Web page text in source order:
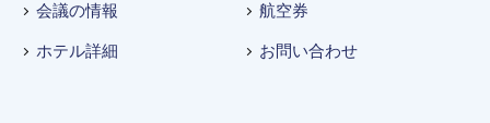
会議の情報 航空券
ホテル詳細 お問い合わせ